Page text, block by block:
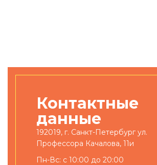
Контактные
данные
192019, г. Санкт-Петербург ул.
Профессора Качалова, 11и
Пн-Вс: с 10:00 до 20:00